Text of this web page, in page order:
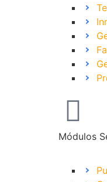
Módulos